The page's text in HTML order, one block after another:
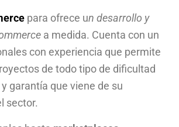
para ofrece un desarrollo y
a medida. Cuenta con un
con experiencia que permite
de todo tipo de dificultad
garantía que viene de su
sector.